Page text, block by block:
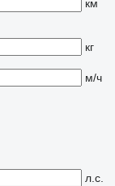
км
кг
м/ч
л.с.